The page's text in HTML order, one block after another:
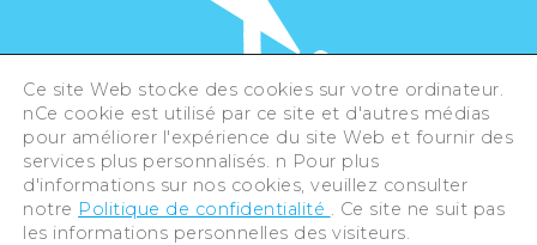
©Hiroshima Tourism Association /
Hiroshima Prefecture / Hiroshima City .
All rights reserved
Ce site Web stocke des cookies sur votre ordinateur.
nCe cookie est utilisé par ce site et d'autres médias
pour améliorer l'expérience du site Web et fournir des
services plus personnalisés. n Pour plus
d'informations sur nos cookies, veuillez consulter
notre Politique de confidentialité . Ce site ne suit pas
les informations personnelles des visiteurs.